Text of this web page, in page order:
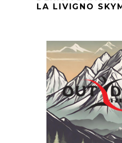
LA LIVIGNO